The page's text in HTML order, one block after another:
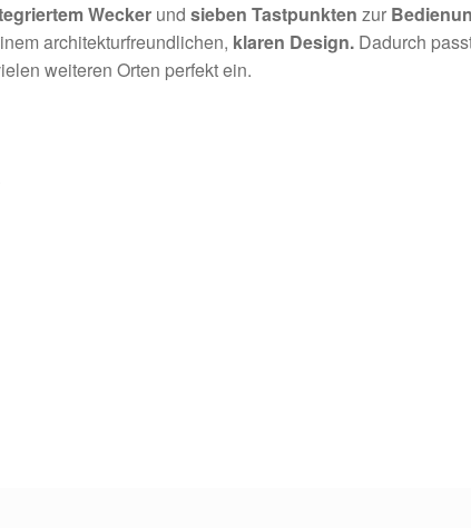
Wecker undsieben Tastpunktenzur
architekturfreundlichen, klaren Design. Dadurch
weiteren Orten perfekt ein.